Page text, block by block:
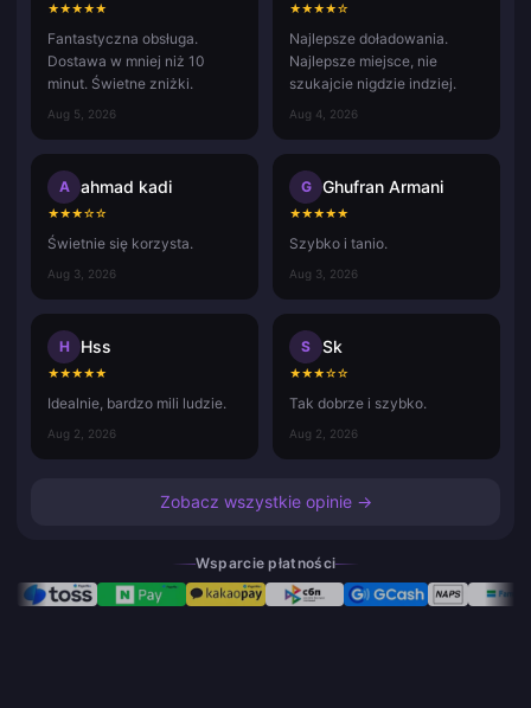
★★★★★
Fantastyczna obsługa.
Dostawa w mniej niż 10
minut. Świetne zniżki.
Aug 5, 2026
★★★★☆
Najlepsze doładowania.
Najlepsze miejsce, nie
szukajcie nigdzie indziej.
Aug 4, 2026
A ahmad kadi
★★★☆☆
Świetnie się korzysta.
Aug 3, 2026
G Ghufran Armani
★★★★★
Szybko i tanio.
Aug 3, 2026
H Hss
★★★★★
Idealnie, bardzo mili ludzie.
Aug 2, 2026
S Sk
★★★☆☆
Tak dobrze i szybko.
Aug 2, 2026
Zobacz wszystkie opinie →
Wsparcie płatności